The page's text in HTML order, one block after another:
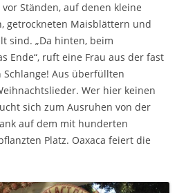
Ständen, auf denen kleine
getrockneten Maisblättern und
sind. „Da hinten, beim
Ende“, ruft eine Frau aus der fast
Aus überfüllten
Wer hier keinen
sich zum Ausruhen von der
auf dem mit hunderten
Platz. Oaxaca feiert die